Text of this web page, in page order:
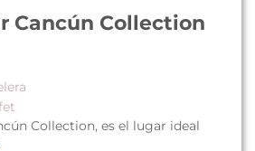
Cancún Collection
Collection, es el lugar ideal